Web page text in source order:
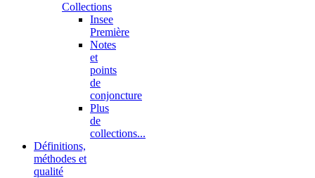
Collections
Insee
Première
Notes
et
points
de
conjoncture
Plus
de
collections...
Définitions,
méthodes et
qualité